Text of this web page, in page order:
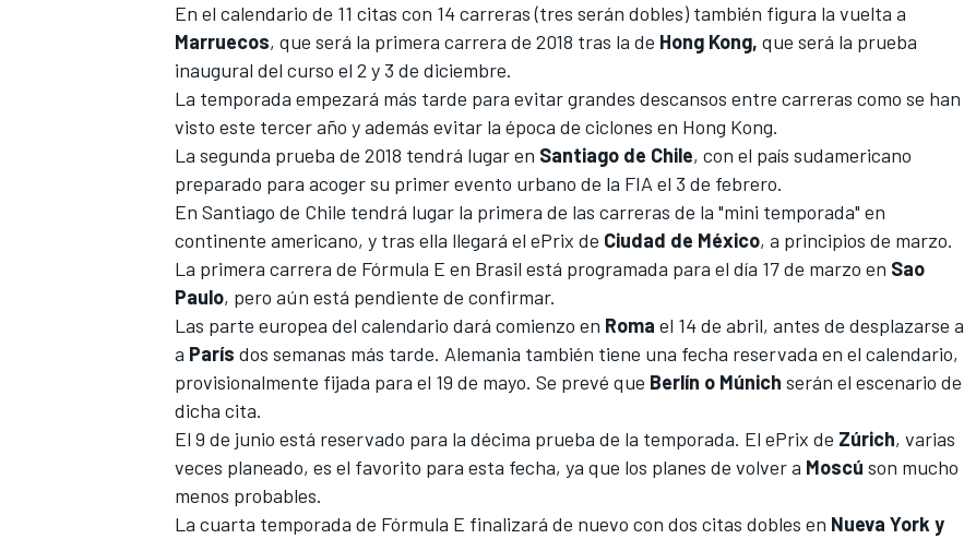
En el calendario de 11 citas con 14 carreras (tres serán dobles) también figura la vuelta a
Marruecos, que será la primera carrera de 2018 tras la de Hong Kong, que será la prueba
inaugural del curso el 2 y 3 de diciembre.
La temporada empezará más tarde para evitar grandes descansos entre carreras como se han
visto este tercer año y además evitar la época de ciclones en Hong Kong.
La segunda prueba de 2018 tendrá lugar en Santiago de Chile, con el país sudamericano
preparado para acoger su primer evento urbano de la FIA el 3 de febrero.
En Santiago de Chile tendrá lugar la primera de las carreras de la "mini temporada" en
continente americano, y tras ella llegará el ePrix de Ciudad de México, a principios de marzo.
La primera carrera de Fórmula E en Brasil está programada para el día 17 de marzo en Sao
Paulo, pero aún está pendiente de confirmar.
Las parte europea del calendario dará comienzo en Roma el 14 de abril, antes de desplazarse a
a París dos semanas más tarde. Alemania también tiene una fecha reservada en el calendario,
provisionalmente fijada para el 19 de mayo. Se prevé que Berlín o Múnich serán el escenario de
dicha cita.
El 9 de junio está reservado para la décima prueba de la temporada. El ePrix de Zúrich, varias
veces planeado, es el favorito para esta fecha, ya que los planes de volver a Moscú son mucho
menos probables.
La cuarta temporada de Fórmula E finalizará de nuevo con dos citas dobles en Nueva York y